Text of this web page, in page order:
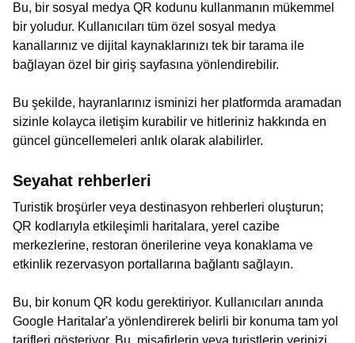
Bu, bir sosyal medya QR kodunu kullanmanın mükemmel
bir yoludur. Kullanıcıları tüm özel sosyal medya
kanallarınız ve dijital kaynaklarınızı tek bir tarama ile
bağlayan özel bir giriş sayfasına yönlendirebilir.
Bu şekilde, hayranlarınız isminizi her platformda aramadan
sizinle kolayca iletişim kurabilir ve hitleriniz hakkında en
güncel güncellemeleri anlık olarak alabilirler.
Seyahat rehberleri
Turistik broşürler veya destinasyon rehberleri oluşturun;
QR kodlarıyla etkileşimli haritalara, yerel cazibe
merkezlerine, restoran önerilerine veya konaklama ve
etkinlik rezervasyon portallarına bağlantı sağlayın.
Bu, bir konum QR kodu gerektiriyor. Kullanıcıları anında
Google Haritalar'a yönlendirerek belirli bir konuma tam yol
tarifleri gösteriyor. Bu, misafirlerin veya turistlerin yerinizi